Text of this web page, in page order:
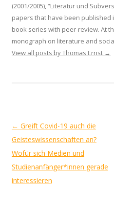
(2001/2005), “Literatur und
papers that have been
book series with peer-review. At
monograph on literature and
View all posts by Thomas Ernst →
Post
navigation
← Greift Covid-19 auch die
Geisteswissenschaften an?
Wofür sich Medien und
Studienanfänger*innen gerade
interessieren